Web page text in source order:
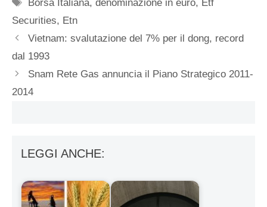
Borsa Italiana,denominazione in euro, Etf
Securities, Etn
Vietnam: svalutazione del 7% per il dong, record
dal 1993
Snam Rete Gas annuncia il Piano Strategico 2011-
2014
LEGGI ANCHE: